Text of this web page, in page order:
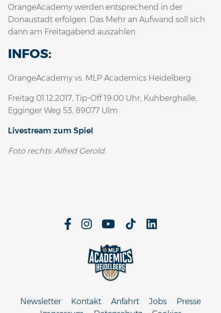
OrangeAcademy werden entsprechend in der
Donaustadt erfolgen. Das Mehr an Aufwand soll sich
dann am Freitagabend auszahlen.
INFOS:
OrangeAcademy vs. MLP Academics Heidelberg
Freitag 01.12.2017, Tip-Off 19:00 Uhr, Kuhberghalle,
Egginger Weg 53, 89077 Ulm
Livestream zum Spiel
Foto rechts: Alfred Gerold.
Newsletter Kontakt Anfahrt Jobs
Presse